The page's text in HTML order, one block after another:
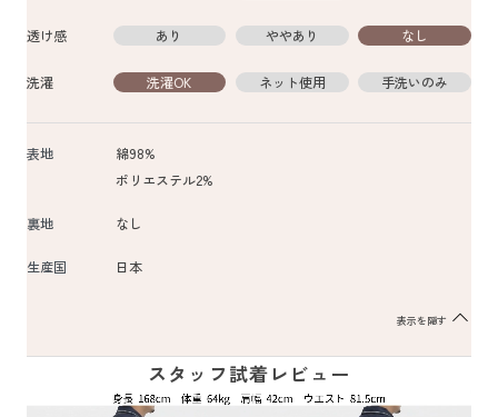
透け感 あり ややあり なし
洗濯 洗濯OK ネット使用 手洗いのみ
表地
綿98%
ポリエステル2%
裏地 なし
生産国 日本
表示を隠す
スタッフ試着レビュー